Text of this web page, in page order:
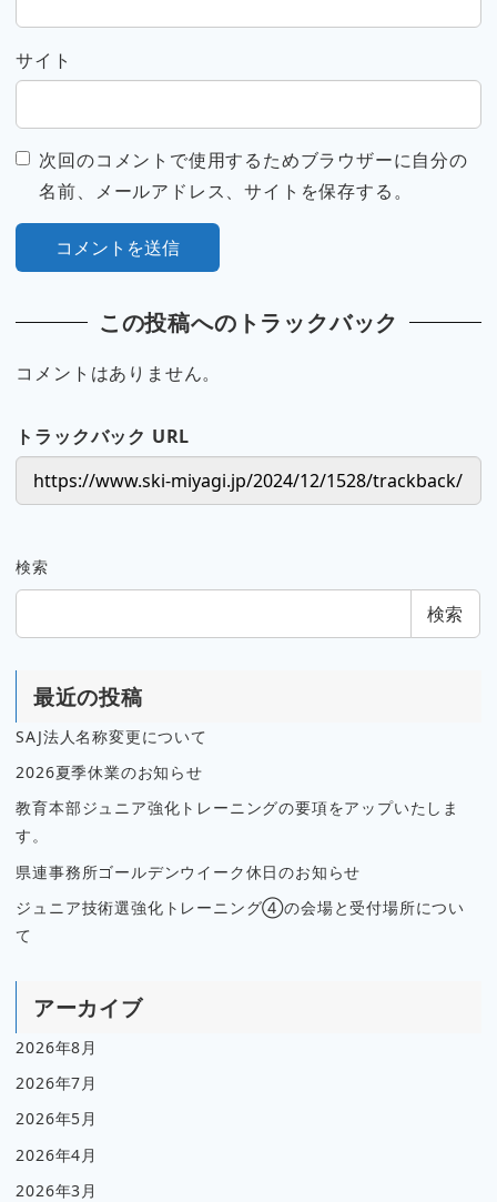
サイト
次回のコメントで使用するためブラウザーに自分の
名前、メールアドレス、サイトを保存する。
この投稿へのトラックバック
コメントはありません。
トラックバック URL
検索
検索
最近の投稿
SAJ法人名称変更について
2026夏季休業のお知らせ
教育本部ジュニア強化トレーニングの要項をアップいたしま
す。
県連事務所ゴールデンウイーク休日のお知らせ
ジュニア技術選強化トレーニング④の会場と受付場所につい
て
アーカイブ
2026年8月
2026年7月
2026年5月
2026年4月
2026年3月